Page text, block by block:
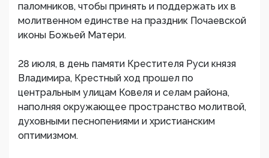
паломников, чтобы принять и поддержать их в
молитвенном единстве на праздник Почаевской
иконы Божьей Матери.
28 июля, в день памяти Крестителя Руси князя
Владимира, Крестный ход прошел по
центральным улицам Ковеля и селам района,
наполняя окружающее пространство молитвой,
духовными песнопениями и христианским
оптимизмом.